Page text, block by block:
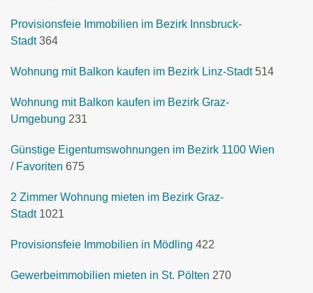
Provisionsfeie Immobilien im Bezirk Innsbruck-
Stadt 364
Wohnung mit Balkon kaufen im Bezirk Linz-Stadt 514
Wohnung mit Balkon kaufen im Bezirk Graz-
Umgebung 231
Günstige Eigentumswohnungen im Bezirk 1100 Wien
/ Favoriten 675
2 Zimmer Wohnung mieten im Bezirk Graz-
Stadt 1021
Provisionsfeie Immobilien in Mödling 422
Gewerbeimmobilien mieten in St. Pölten 270